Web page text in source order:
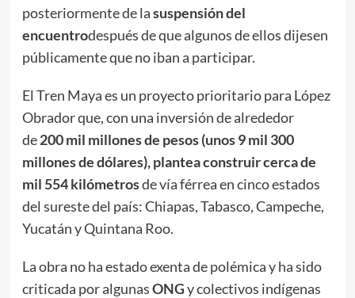
posteriormente de lasuspensión del
encuentrodespués de que algunos de ellos dijesen
públicamente que no iban a participar.
El Tren Maya es un proyecto prioritario para López
Obrador que, con una inversión de alrededor
de200 mil millones de pesos (unos 9 mil 300
millones de dólares), plantea construir cerca de
mil 554 kilómetrosde vía férrea en cinco estados
del sureste del país: Chiapas, Tabasco, Campeche,
Yucatán y Quintana Roo.
La obra no ha estado exenta de polémica y ha sido
criticada por algunasONGy colectivos indígenas